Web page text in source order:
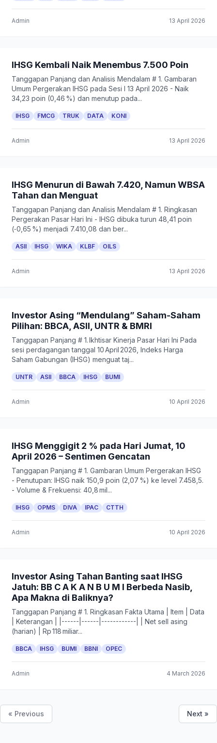
Admin 13 April 2026
IHSG Kembali Naik Menembus 7.500 Poin
Tanggapan Panjang dan Analisis Mendalam # 1. Gambaran
Umum Pergerakan IHSG pada Sesi I 13 April 2026 - Naik
34,23 poin (0,46 %) dan menutup pada...
IHSG FMCG TRUK DATA KONI
Admin 13 April 2026
IHSG Menurun di Bawah 7.420, Namun WBSA
Tahan dan Menguat
Tanggapan Panjang dan Analisis Mendalam # 1. Ringkasan
Pergerakan Pasar Hari Ini - IHSG dibuka turun 48,41 poin
(‑0,65 %) menjadi 7.410,08 dan ber...
ASII IHSG WIKA KLBF OILS
Admin 13 April 2026
Investor Asing “Mendulang” Saham-Saham
Pilihan: BBCA, ASII, UNTR & BMRI
Tanggapan Panjang # 1. Ikhtisar Kinerja Pasar Hari Ini Pada
sesi perdagangan tanggal 10 April 2026, Indeks Harga
Saham Gabungan (IHSG) menguat taj...
UNTR ASII BBCA IHSG BUMI
Admin 10 April 2026
IHSG Menggigit 2 % pada Hari Jumat, 10
April 2026 – Sentimen Gencatan
Tanggapan Panjang # 1. Gambaran Umum Pergerakan IHSG
- Penutupan: IHSG naik 150,9 poin (2,07 %) ke level 7.458,5.
- Volume & Frekuensi: 40,8 mil...
IHSG OPMS DIVA IPAC CTTH
Admin 10 April 2026
Investor Asing Tahan Banting saat IHSG
Jatuh: BB C A K A N B U M I Berbeda Nasib,
Apa Makna di Baliknya?
Tanggapan Panjang # 1. Ringkasan Fakta Utama | Item | Data
| Keterangan | |------|------|------------| | Net sell asing
(harian) | Rp 118 miliar...
BBCA IHSG BUMI BBNI OPEC
Admin 4 March 2026
« Previous Next »